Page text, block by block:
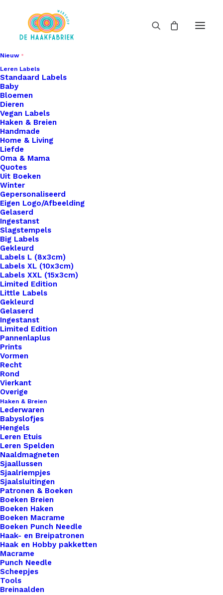
Nieuw
Leren Labels
Standaard Labels
Baby
Bloemen
Dieren
Vegan Labels
Haken & Breien
Handmade
Home & Living
Liefde
Oma & Mama
Quotes
Uit Boeken
Winter
Gepersonaliseerd
Eigen Logo/Afbeelding
Gelaserd
Ingestanst
Slagstempels
Big Labels
Gekleurd
Labels L (8x3cm)
Labels XL (10x3cm)
Labels XXL (15x3cm)
Limited Edition
Little Labels
Gekleurd
Gelaserd
Ingestanst
Limited Edition
Pannenlaplus
Prints
Vormen
Recht
Rond
Vierkant
Overige
Haken & Breien
Lederwaren
Babyslofjes
Hengels
Leren Etuis
Leren Spelden
Naaldmagneten
Sjaallussen
Sjaalriempjes
Sjaalsluitingen
Patronen & Boeken
Boeken Breien
Boeken Haken
Boeken Macrame
Boeken Punch Needle
Haak- en Breipatronen
Haak en Hobby pakketten
Macrame
Punch Needle
Scheepjes
Tools
Breinaalden
Home
Haken & Breien
Scheepjes-Stonewashed-XL-866 Fosterite
Scheepjes-
Stonewashed-XL-
866 Fosterite
€3,60
Stone Washed van Scheepjeswol is een heerlijk
zacht garen van 70% katoen en 30% acryl met
een Jeans look. Het is geschikt voor zowel breien
als haken. De aanbevolen naalddikte is 5mm.
Materiaal70% katoen / 30% acrylGewicht50 gram.
Lengteca. 75 meter. Aanbevolen naald5mm.
Stekenverhouding 10 x 10cm14 steken x 19
naalden. Machinewas 40 graden.
9 op voorraad
Scheepjes-
Stonewashed-
XL-
866